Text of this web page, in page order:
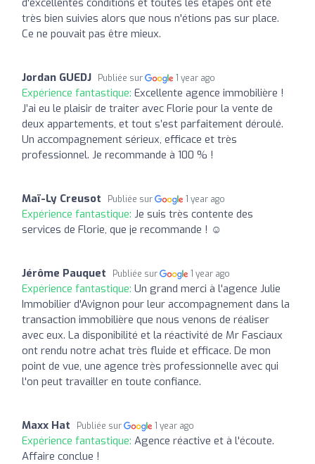
très bien suivies alors que nous n'étions pas sur place.
Ce ne pouvait pas être mieux.
Jordan GUEDJ Publiée sur 1 year ago
Expérience fantastique: Excellente agence immobilière !
J’ai eu le plaisir de traiter avec Florie pour la vente de
deux appartements, et tout s’est parfaitement déroulé.
Un accompagnement sérieux, efficace et très
professionnel. Je recommande à 100 % !
Maï-Ly Creusot Publiée sur 1 year ago
Expérience fantastique: Je suis très contente des
services de Florie, que je recommande ! ☺️
Jérôme Pauquet Publiée sur 1 year ago
Expérience fantastique: Un grand merci à l'agence Julie
Immobilier d'Avignon pour leur accompagnement dans la
transaction immobilière que nous venons de réaliser
avec eux. La disponibilité et la réactivité de Mr Fasciaux
ont rendu notre achat très fluide et efficace. De mon
point de vue, une agence très professionnelle avec qui
l'on peut travailler en toute confiance.
Maxx Hat Publiée sur 1 year ago
Expérience fantastique: Agence réactive et à l'écoute.
Affaire conclue !